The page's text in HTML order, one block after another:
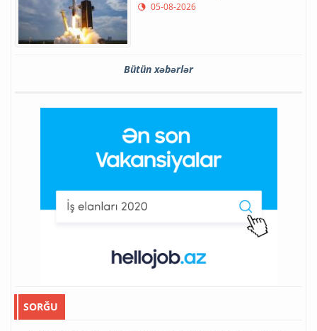
05-08-2026
Bütün xəbərlər
SORĞU